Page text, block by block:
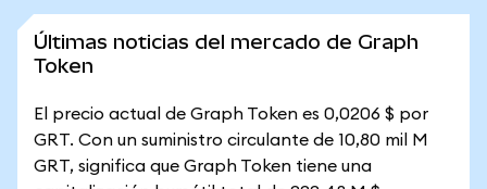
Últimas noticias del mercado de Graph
Token
El precio actual de Graph Token es 0,0206 $ por
GRT. Con un suministro circulante de 10,80 mil M
GRT, significa que Graph Token tiene una